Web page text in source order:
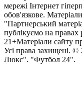
мережі Інтернет
обов'язкове.
"Партнерський
публікуємо на правах
21+Матеріали сайту
Усi права захищенi. ©
Люкс". "Футбол 24".